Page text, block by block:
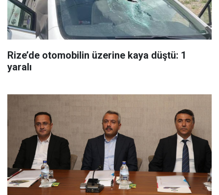
Rize’de otomobilin üzerine kaya düştü: 1
yaralı